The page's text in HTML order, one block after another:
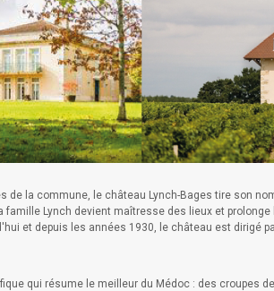
la commune, le château Lynch-Bages tire son
Lynch devient maîtresse des lieux et
et depuis les années 1930, le château est dirigé
qui résume le meilleur du Médoc : des croupes